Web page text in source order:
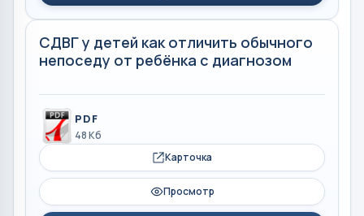
СДВГ у детей как отличить обычного
непоседу от ребёнка с диагнозом
PDF
48 Кб
Карточка
Просмотр